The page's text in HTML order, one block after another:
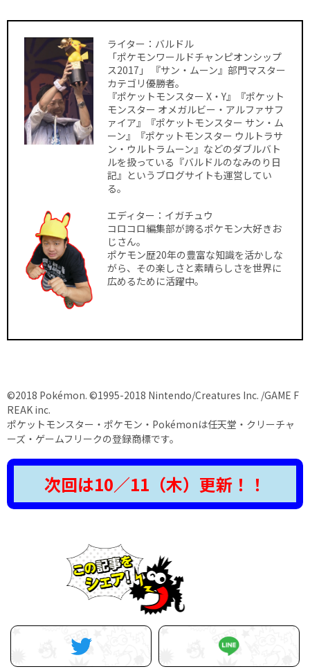
ライター：バルドル
「ポケモンワールドチャンピオンシップ
ス2017」 『サン・ムーン』部門マスター
カテゴリ優勝者。
『ポケットモンスター X・Y』『ポケット
モンスター オメガルビー・アルファサフ
ァイア』『ポケットモンスター サン・ム
ーン』『ポケットモンスター ウルトラサ
ン・ウルトラムーン』などのダブルバト
ルを扱っている『バルドルのなみのり日
記』というブログサイトも運営してい
る。
エディター：イガチュウ
コロコロ編集部が誇るポケモン大好きお
じさん。
ポケモン歴20年の豊富な知識を活かしな
がら、その楽しさと素晴らしさを世界に
広めるために活躍中。
©2018 Pokémon. ©1995-2018 Nintendo/Creatures Inc. /GAME F
REAK inc.
ポケットモンスター・ポケモン・Pokémonは任天堂・クリーチャ
ーズ・ゲームフリークの登録商標です。
次回は10／11（木）更新！！